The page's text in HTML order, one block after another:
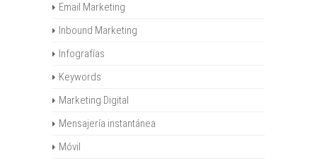
Email Marketing
Inbound Marketing
Infografías
Keywords
Marketing Digital
Mensajería instantánea
Móvil